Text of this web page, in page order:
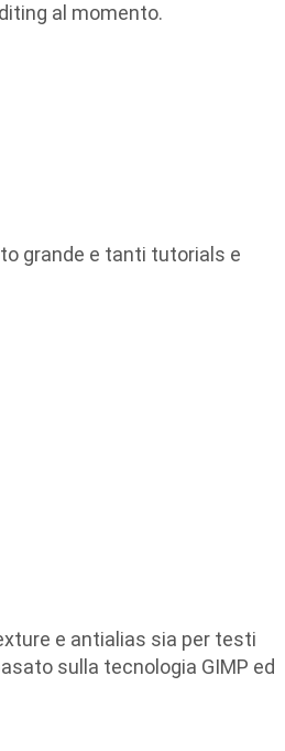
al momento.
grande e tanti tutorials e
e antialias sia per testi
sulla tecnologia GIMP ed